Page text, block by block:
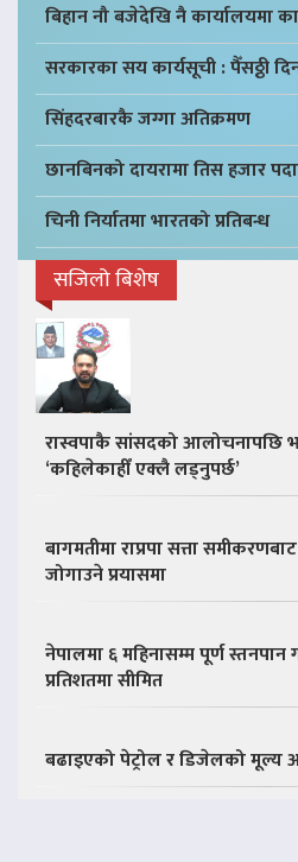
बिहान नौ बजेदेखि नै कार्यालयमा
सरकारका सय कार्यसूची : पैँसठ्ठी
सिंहदरबारकै जग्गा अतिक्रमण
छानबिनको दायरामा तिस हजार
चिनी निर्यातमा भारतको प्रतिबन्ध
सजिलो बिशेष
रास्वपाकै सांसदको आलोचनापछि
‘कहिलेकाहीँ एक्लै लड्नुपर्छ’
बागमतीमा राप्रपा सत्ता
जोगाउने प्रयासमा
नेपालमा ६ महिनासम्म पूर्ण
प्रतिशतमा सीमित
बढाइएको पेट्रोल र डिजेलको